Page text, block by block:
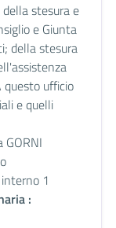
stesura e
e Giunta
della stesura
questo ufficio
e quelli
GORNI
1
: